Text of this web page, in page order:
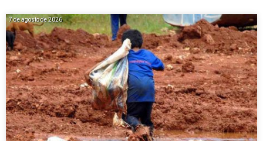
7 de agosto de 2026